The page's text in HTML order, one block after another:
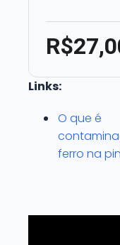
Links:
O que é
ferro na